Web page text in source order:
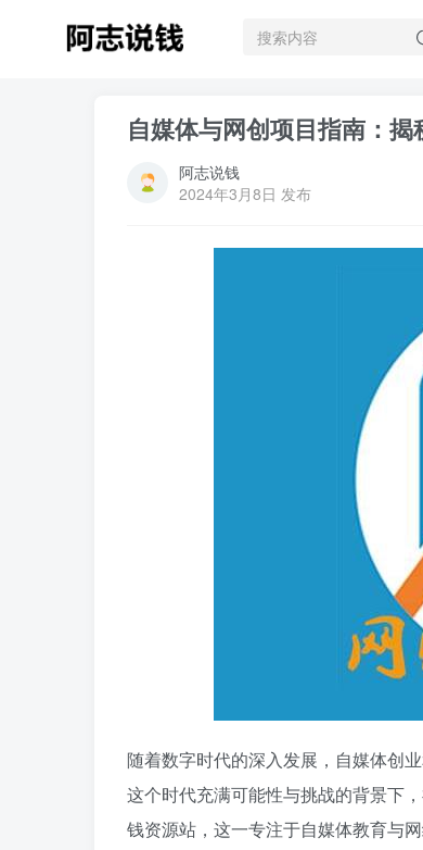
自媒体与网创项目指南：
阿志说钱
2024年3月8日 发布
随着数字时代的深入发展，自媒体创
这个时代充满可能性与挑战的背景下
钱资源站，这一专注于自媒体教育与